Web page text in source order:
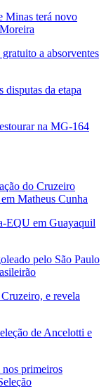
Minas terá novo
a absorventes
disputas da etapa
na MG-164
do Cruzeiro
Matheus Cunha
EQU em Guayaquil
pelo São Paulo
e revela
de Ancelotti e
primeiros